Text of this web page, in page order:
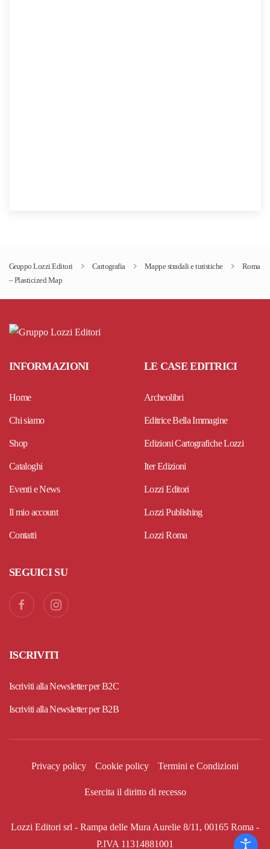
Gruppo Lozzi Editori Cartografia Mappe stradali e turistiche
Roma
– Plasticized Map
INFORMAZIONI
Home
Chi siamo
Shop
Cataloghi
Eventi e News
Il mio account
Contatti
LE CASE EDITRICI
Archeolibri
Editrice Bella Immagine
Edizioni Cartografiche Lozzi
Iter Edizioni
Lozzi Editori
Lozzi Publishing
Lozzi Roma
SEGUICI SU
ISCRIVITI
Iscriviti alla Newsletter per B2C
Iscriviti alla Newsletter per B2B
Privacy policy Cookie policy Termini e Condizioni
Esercita il diritto di recesso
Lozzi Editori srl - Rampa delle Mura Aurelie 8/11, 00165 Roma -
P.IVA 11314881001